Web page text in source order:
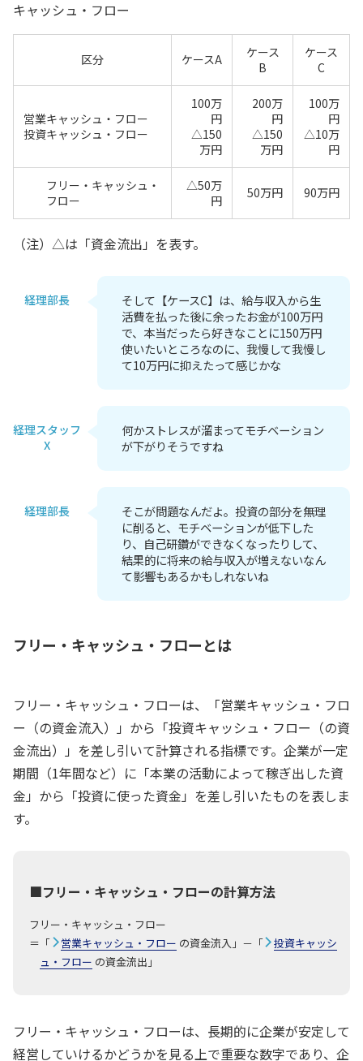
キャッシュ・フロー
区分 ケースA
ケース
B
ケース
C
営業キャッシュ・フロー
投資キャッシュ・フロー
100万
円
△150
万円
200万
円
△150
万円
100万
円
△10万
円
フリー・キャッシュ・
フロー
△50万
円
50万円 90万円
（注）△は「資金流出」を表す。
経理部長
そして【ケースC】は、給与収入から生
活費を払った後に余ったお金が100万円
で、本当だったら好きなことに150万円
使いたいところなのに、我慢して我慢し
て10万円に抑えたって感じかな
経理スタッフ
X
何かストレスが溜まってモチベーション
が下がりそうですね
経理部長
そこが問題なんだよ。投資の部分を無理
に削ると、モチベーションが低下した
り、自己研鑽ができなくなったりして、
結果的に将来の給与収入が増えないなん
て影響もあるかもしれないね
フリー・キャッシュ・フローとは
フリー・キャッシュ・フローは、「営業キャッシュ・フロ
ー（の資金流入）」から「投資キャッシュ・フロー（の資
金流出）」を差し引いて計算される指標です。企業が一定
期間（1年間など）に「本業の活動によって稼ぎ出した資
金」から「投資に使った資金」を差し引いたものを表しま
す。
■フリー・キャッシュ・フローの計算方法
フリー・キャッシュ・フロー
＝「
営業キャッシュ・フロー の資金流入」－「
投資キャッシ
ュ・フロー の資金流出」
フリー・キャッシュ・フローは、長期的に企業が安定して
経営していけるかどうかを見る上で重要な数字であり、企